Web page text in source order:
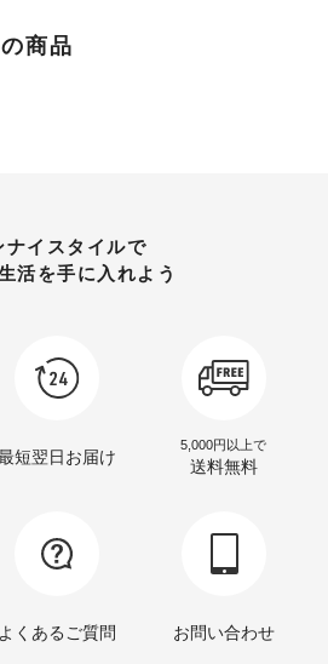
商品
ナイスタイルで
活を手に入れよう
短翌日お届け
5,000円以上で
送料無料
よくあるご質問 お問い合わせ